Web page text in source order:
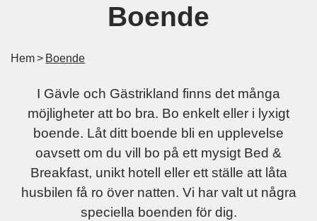
Boende
Hem Boende
I Gävle och Gästrikland finns det många
möjligheter att bo bra. Bo enkelt eller i lyxigt
boende. Låt ditt boende bli en upplevelse
oavsett om du vill bo på ett mysigt Bed &
Breakfast, unikt hotell eller ett ställe att låta
husbilen få ro över natten. Vi har valt ut några
speciella boenden för dig.